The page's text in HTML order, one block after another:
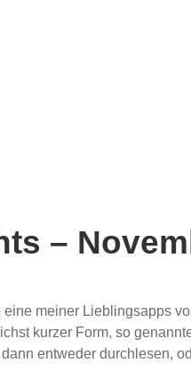
–
meiner Lieblingsapps
kurzer Form, so
entweder durchlesen,